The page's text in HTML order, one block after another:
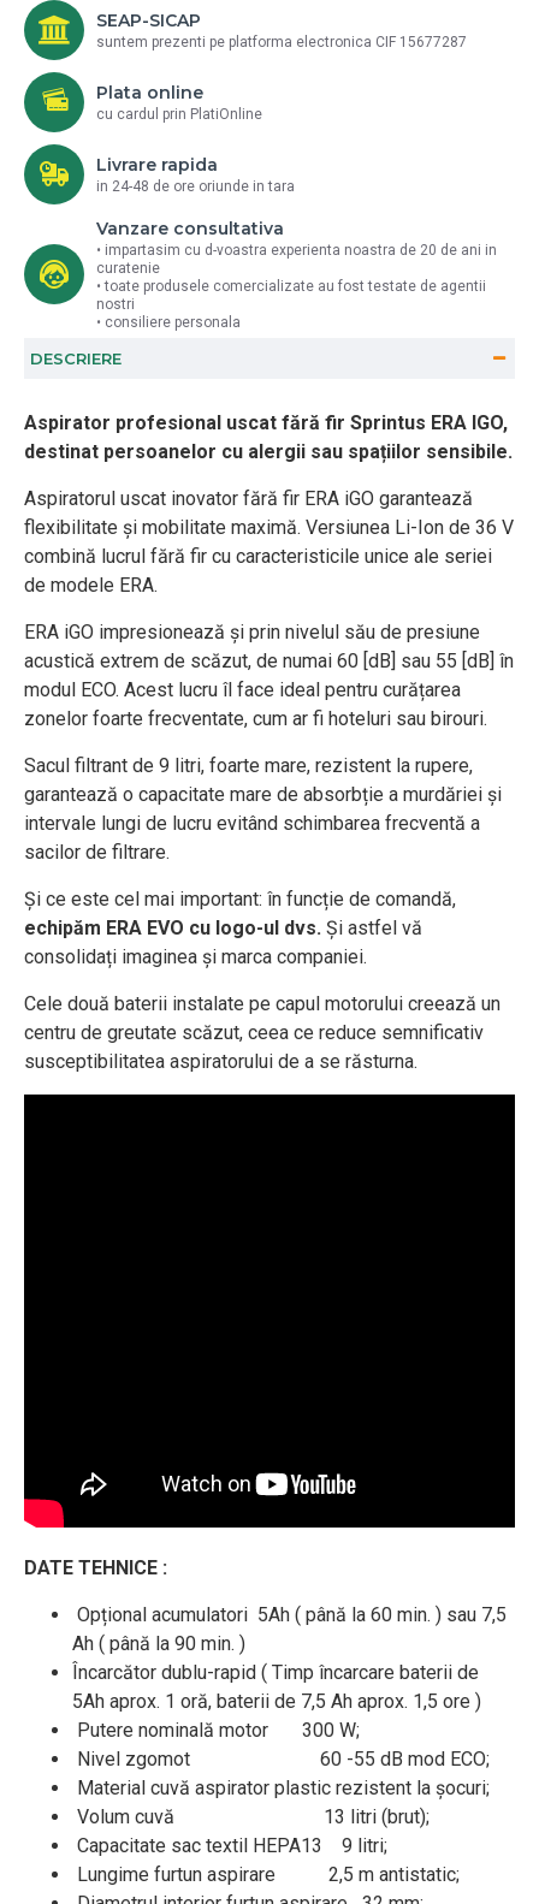
SEAP-SICAP
suntem prezenti pe platforma electronica CIF 15677287
Plata online
cu cardul prin PlatiOnline
Livrare rapida
in 24-48 de ore oriunde in tara
Vanzare consultativa
• impartasim cu d-voastra experienta noastra de 20 de ani in
curatenie
• toate produsele comercializate au fost testate de agentii
nostri
• consiliere personala
DESCRIERE
Aspirator profesional uscat fără fir Sprintus ERA IGO,
destinat persoanelor cu alergii sau spațiilor sensibile.
Aspiratorul uscat inovator fără fir ERA iGO garantează
flexibilitate și mobilitate maximă. Versiunea Li-Ion de 36 V
combină lucrul fără fir cu caracteristicile unice ale seriei
de modele ERA.
ERA iGO impresionează și prin nivelul său de presiune
acustică extrem de scăzut, de numai 60 [dB] sau 55 [dB] în
modul ECO. Acest lucru îl face ideal pentru curățarea
zonelor foarte frecventate, cum ar fi hoteluri sau birouri.
Sacul filtrant de 9 litri, foarte mare, rezistent la rupere,
garantează o capacitate mare de absorbție a murdăriei și
intervale lungi de lucru evitând schimbarea frecventă a
sacilor de filtrare.
Și ce este cel mai important: în funcție de comandă,
echipăm ERA EVO cu logo-ul dvs. Și astfel vă
consolidați imaginea și marca companiei.
Cele două baterii instalate pe capul motorului creează un
centru de greutate scăzut, ceea ce reduce semnificativ
susceptibilitatea aspiratorului de a se răsturna.
DATE TEHNICE :
Opțional acumulatori 5Ah ( până la 60 min. ) sau 7,5
Ah ( până la 90 min. )
Încarcător dublu-rapid ( Timp încarcare baterii de
5Ah aprox. 1 oră, baterii de 7,5 Ah aprox. 1,5 ore )
Putere nominală motor 300 W;
Nivel zgomot 60 -55 dB mod ECO;
Material cuvă aspirator plastic rezistent la șocuri;
Volum cuvă 13 litri (brut);
Capacitate sac textil HEPA13 9 litri;
Lungime furtun aspirare 2,5 m antistatic;